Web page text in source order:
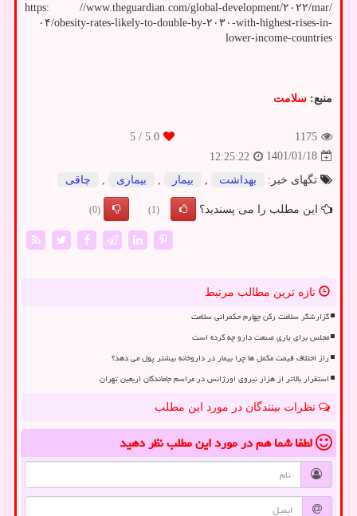
https: //www.theguardian.com/global-development/۲۰۲۲/mar/
۰۴/obesity-rates-likely-to-double-by-۲۰۳۰-with-highest-rises-in-
lower-income-countries
منبع: سلامت
1175
5.0
/ 5
1401/01/18
12:25:22
تگهای خبر:
بهداشت , بیمار , بیماری , چاقی
این مطلب را می پسندید؟ (1)
(0)
تازه ترین مطالب مرتبط
گزارشگر سلامت رکن چهارم حکمرانی سلامت
مجلس برای یاری صنعت دارو چه کرده است
راز اختلاف قیمت مکمل ها چرا بیمار در داروخانه بیشتر پول می دهد؟
استقرار بالاتر از هزار نیروی اورژانس در مراسم جاماندگان اربعین تهران
نظرات بینندگان در مورد این مطلب
لطفا شما همدر مورد این مطلبنظر دهید